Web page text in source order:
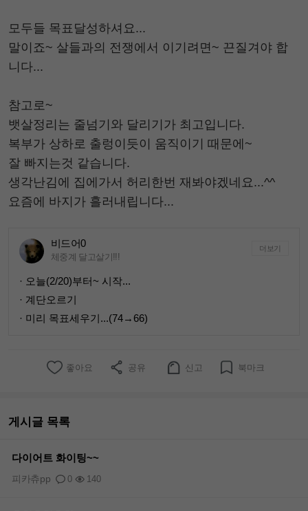
모두들 목표달성하셔요...
말이죠~ 살들과의 전쟁에서 이기려면~ 끈질겨야 합
니다...
참고로~
뱃살정리는 줄넘기와 달리기가 최고입니다.
복부가 상하로 출렁이듯이 움직이기 때문에~
잘 빠지는것 같습니다.
생각난김에 집에가서 허리한번 재봐야겠네요...^^
요즘에 바지가 흘러내립니다...
비드어0
체중계 달고살기!!!
더보기
· 오늘(2/20)부터~ 시작...
· 계단오르기
· 미리 목표세우기...(74→66)
좋아요 공유 신고 북마크
게시글 목록
다이어트 화이팅~~
0 140
피카츄pp